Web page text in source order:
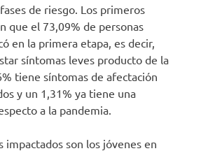
de riesgo. Los primeros
que el 73,09% de personas
en la primera etapa, es decir,
síntomas leves producto de la
tiene síntomas de afectación
y un 1,31% ya tiene una
a la pandemia.
impactados son los jóvenes en